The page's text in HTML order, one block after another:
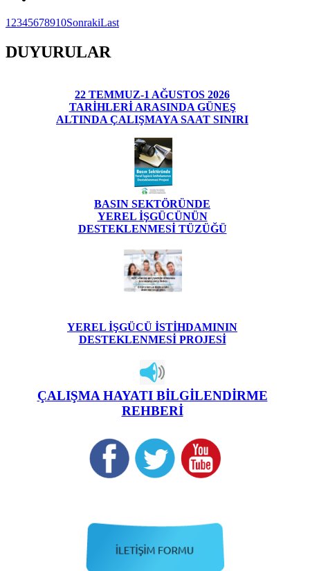
1 2345678910SonrakiLast
DUYURULAR
22 TEMMUZ-1 AĞUSTOS 2026
TARİHLERİ ARASINDA GÜNEŞ
ALTINDA ÇALIŞMAYA SAAT SINIRI
BASIN SEKTÖRÜNDE
YEREL İŞGÜCÜNÜN
DESTEKLENMESİ TÜZÜĞÜ
YEREL İŞGÜCÜ İSTİHDAMININ
DESTEKLENMESİ PROJESİ
ÇALIŞMA HAYATI BİLGİLENDİRME
REHBERİ